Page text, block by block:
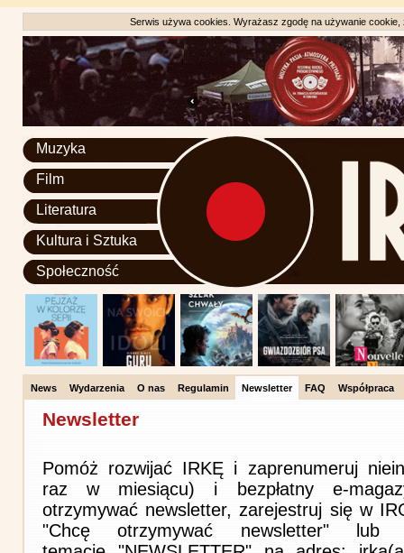
Serwis używa cookies. Wyrażasz zgodę na używanie
Muzyka
Film
Literatura
Kultura i Sztuka
Społeczność
News Wydarzenia O nas Regulamin Newsletter FAQ Współpraca
Newsletter
Pomóż rozwijać IRKĘ i zaprenumeruj
raz w miesiącu) i bezpłatny e-
otrzymywać newsletter, zarejestruj się w
"Chcę otrzymywać newsletter"